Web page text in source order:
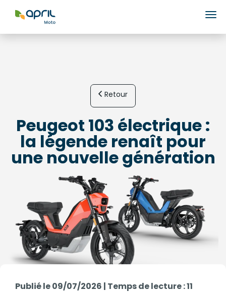
Retour
Peugeot 103 électrique :
la légende renaît pour
une nouvelle génération
Publié le 09/07/2026 | Temps de lecture : 11